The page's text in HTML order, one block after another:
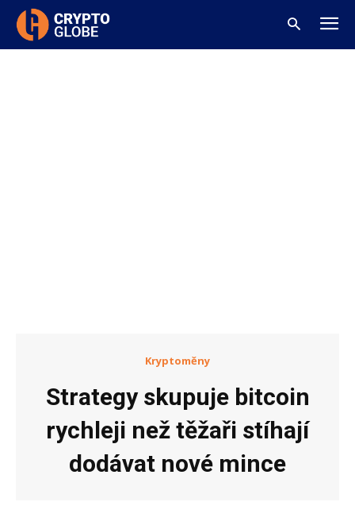
Kryptoměny
Strategy skupuje bitcoin
rychleji než těžaři stíhají
dodávat nové mince